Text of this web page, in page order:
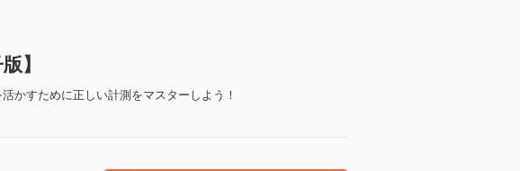
】
かすために正しい計測をマスターしよう！